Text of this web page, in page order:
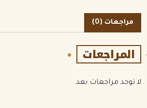
مراجعات (0)
المراجعات
لا توجد مراجعات بعد.